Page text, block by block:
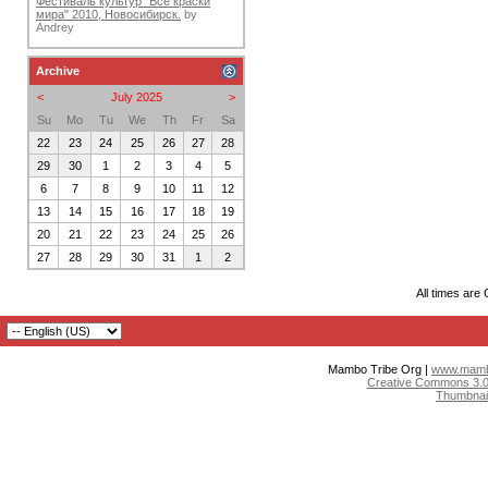
мира" 2010, Новосибирск. by
Andrey
Archive
<
>
July 2025
Su
Mo Tu We Th Fr
Sa
22
23 24 25 26 27
28
29
30 1 2 3 4
5
6
7 8 9 10 11
12
13
14 15 16 17 18
19
20
21 22 23 24 25
26
27
28 29 30 31 1 2
All times are
Mambo Tribe Org |
Creative Commons